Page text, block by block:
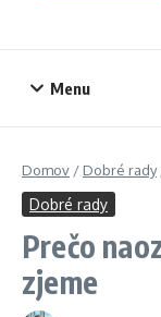
Menu
Domov / Dobré rady
Dobré rady
Prečo
zjeme